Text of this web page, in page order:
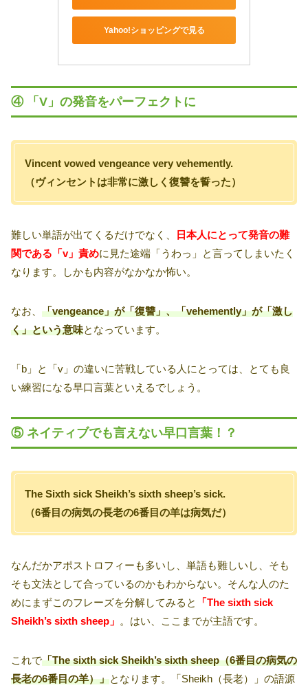
Yahoo!ショッピングで見る
④ 「V」の発音をパーフェクトに
Vincent vowed vengeance very vehemently.
（ヴィンセントは非常に激しく復讐を誓った）
難しい単語が出てくるだけでなく、
日本人にとって発音の難
関である「v」責めに見た途端「うわっ」と言ってしまいたく
なります。しかも内容がなかなか怖い。
なお、 「vengeance」が「復讐」、「vehemently」が「激し
く」という意味となっています。
「b」と「v」の違いに苦戦している人にとっては、とても良
い練習になる早口言葉といえるでしょう。
⑤ ネイティブでも言えない早口言葉！？
The Sixth sick Sheikh’s sixth sheep’s sick.
（6番目の病気の長老の6番目の羊は病気だ）
なんだかアポストロフィーも多いし、単語も難しいし、そも
そも文法として合っているのかもわからない。そんな人のた
めにまずこのフレーズを分解してみると
「The sixth sick
Sheikh’s sixth sheep」 。はい、ここまでが主語です。
これで「The sixth sick Sheikh’s sixth sheep（6番目の病気の
長老の6番目の羊）」となります。「Sheikh（長老）」の語源